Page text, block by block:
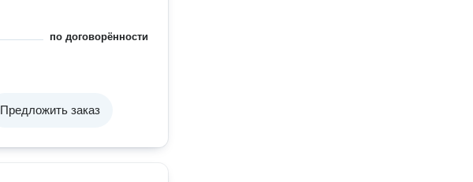
по договорённости
Предложить заказ